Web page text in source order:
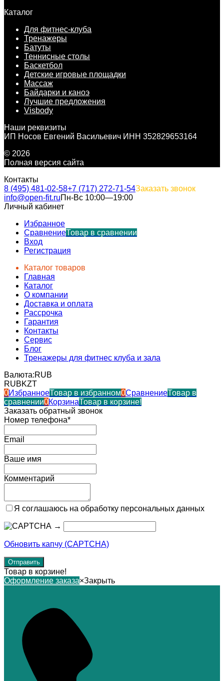
Каталог
Для фитнес-клуба
Тренажеры
Батуты
Теннисные столы
Баскетбол
Детские игровые площадки
Массаж
Байдарки и каноэ
Лучшие предложения
Visbody
Наши реквизиты
ИП Носов Евгений Васильевич ИНН 352829653164
© 2026
Полная версия сайта
Контакты
8 (495) 481-02-58+7 (717) 272-71-54Заказать звонок
info@open-fit.ruПн-Вс 10:00—19:00
Личный кабинет
Избранное
СравнениеТовар в сравнении
Вход
Регистрация
Каталог товаров
Главная
Каталог
О компании
Доставка и оплата
Рассрочка
Гарантия
Контакты
Сервис
Блог
Тренажеры для фитнес клуба и зала
Валюта:RUB
RUBKZT
0ИзбранноеТовар в избранном0СравнениеТовар в
сравнении0КорзинаТовар в корзине!
Заказать обратный звонок
Номер телефона*
Email
Ваше имя
Комментарий
Я соглашаюсь на обработку персональных данных
→
Обновить капчу (CAPTCHA)
Товар в корзине!
Оформление заказа×Закрыть